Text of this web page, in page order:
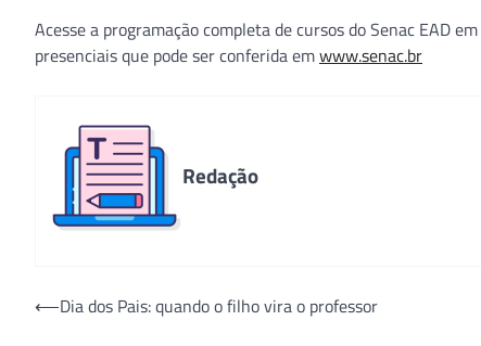
Acesse a programação completa de cursos do Senac EAD em
presenciais que pode ser conferida emwww.senac.br
Redação
Navegação
⟵Dia dos Pais: quando o filho vira o professor